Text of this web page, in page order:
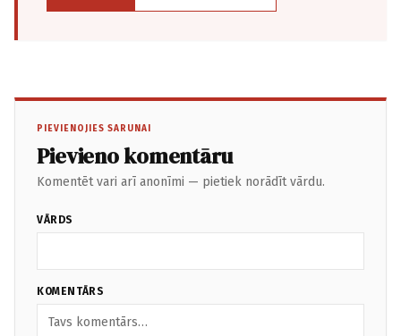
PIEVIENOJIES SARUNAI
Pievieno komentāru
Komentēt vari arī anonīmi — pietiek norādīt vārdu.
VĀRDS
KOMENTĀRS